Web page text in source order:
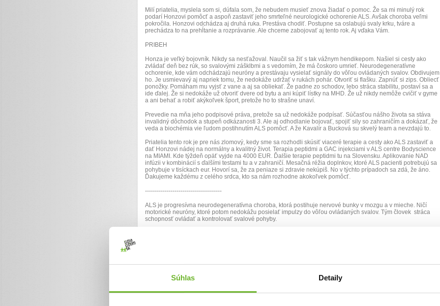
Súhlas Detaily
Milí priatelia, myslela som si, dúfala som, že nebudem musieť znova žiadať o pomoc. Že sa mi minulý rok
podarí Honzovi pomôcť a aspoň zastaviť jeho smrteľné neurologické ochorenie ALS. Avšak choroba veľmi
pokročila. Honzovi odchádza aj druhá ruka. Prestáva chodiť. Postupne sa oslabujú svaly krku, tváre a
prechádza to na prehĺtanie a rozprávanie. Ale chceme zabojovať aj tento rok. Aj vďaka Vám.
PRIBEH
Honza je veľký bojovník. Nikdy sa nesťažoval. Naučil sa žiť s tak vážnym hendikepom. Našiel si cesty ako
zvládať deň bez rúk, so svalovými zášklbmi a s vedomím, že má čoskoro umrieť. Neurodegeneratívne
ochorenie, kde vám odchádzajú neuróny a prestávaju vysielať signály do vôľou ovládaných svalov. Obdivujem
ho. Je usmievavý aj napriek tomu, že nedokáže udržať v rukách pohár. Otvoriť si flašku. Zapnúť si zips. Obliecť
ponožky. Pomáham mu vyjsť z vane a aj sa obliekať. Že padne zo schodov, lebo stráca stabilitu, postaví sa a
ide ďalej. Že si nedokáže už otvoriť dvere od bytu a ani kúpiť lístky na MHD. Že už nikdy nemôže cvičiť v gyme
a ani behať a robiť akýkoľvek šport, pretože ho to strašne unaví.
Prevedie na mňa jeho podpisové práva, pretože sa už nedokáže podpísať. Súčasťou nášho života sa stáva
invalidný dôchodok a stupeň odkázanosti 3. Ale aj odhodlanie bojovať, spojiť sily so zahraničím a dokázať, že
veda a biochémia vie ľudom postihnutím ALS pomôcť. A že Kavalír a Bucková su skvelý team a nevzdajú to.
Priatelia tento rok je pre nás zlomový, kedy sme sa rozhodli skúsiť viaceré terapie a cesty ako ALS zastaviť a
dať Honzovi nádej na normálny a kvalitný život. Terapia peptidmi a GAC injekciami v ALS centre Bodyscience
na MIAMI. Kde týždeň opäť vyjde na 4000 EUR. Ďalšie terapie peptidmi tu na Slovensku. Aplikovanie NAD
infúzii v kombinácií s ďalšími testami tu a v zahraničí. Mesačná réžia doplnkov, ktoré ALS pacienti potrebujú sa
pohybuje v tisíckach eur. Hovorí sa, že za peniaze si zdravie nekúpiš. No v týchto prípadoch sa zdá, že áno.
Ďakujeme každému z celého srdca, kto sa nám rozhodne akokoľvek pomôcť.
---------------------------------------
ALS je progresívna neurodegeneratívna choroba, ktorá postihuje nervové bunky v mozgu a v mieche. Ničí
motorické neuróny, ktoré potom nedokážu posielať impulzy do vôľou ovládaných svalov. Tým človek stráca
schopnosť ovládať a kontrolovať svalové pohyby.